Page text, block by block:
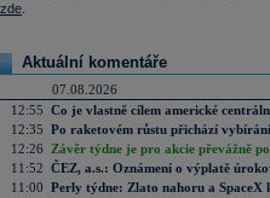
zde
Aktuální komentáře
07.08.2026
12:55 Co je vlastně cílem americké
12:35 Po raketovém růstu přichází
12:26
Závěr týdne je pro akcie převážně
11:52 ČEZ, a.s.: Oznámení o výplatě
11:00 Perly týdne: Zlato nahoru a SpaceX